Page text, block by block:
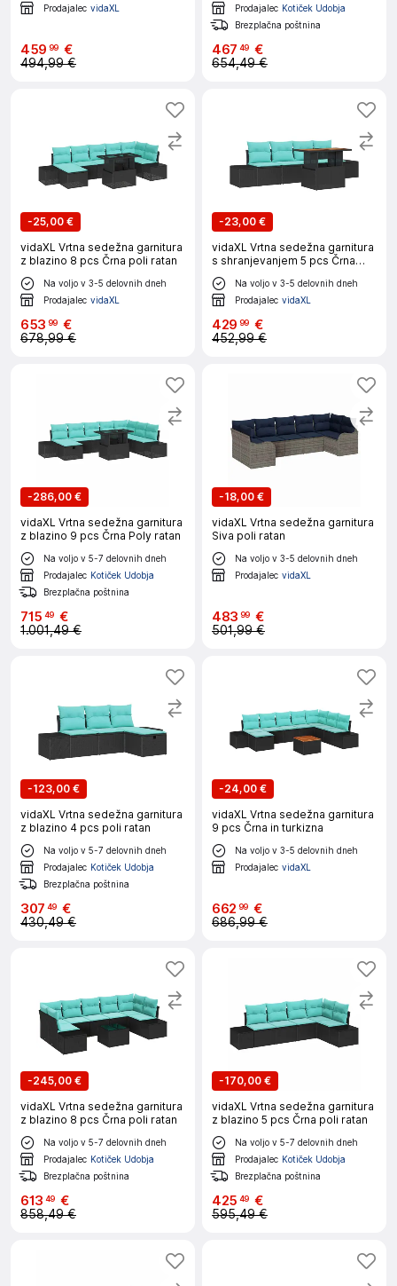
Prodajalec vidaXL
459 99 €
494,99 €
Prodajalec Kotiček Udobja
Brezplačna poštnina
467 49 €
654,49 €
-25,00 €
vidaXL Vrtna sedežna garnitura
z blazino 8 pcs Črna poli ratan
Na voljo v 3-5 delovnih dneh
Prodajalec vidaXL
653 99 €
678,99 €
-23,00 €
vidaXL Vrtna sedežna garnitura
s shranjevanjem 5 pcs Črna
Poly ratan
Na voljo v 3-5 delovnih dneh
Prodajalec vidaXL
429 99 €
452,99 €
-286,00 €
vidaXL Vrtna sedežna garnitura
z blazino 9 pcs Črna Poly ratan
Na voljo v 5-7 delovnih dneh
Prodajalec Kotiček Udobja
Brezplačna poštnina
715 49 €
1.001,49 €
-18,00 €
vidaXL Vrtna sedežna garnitura
Siva poli ratan
Na voljo v 3-5 delovnih dneh
Prodajalec vidaXL
483 99 €
501,99 €
-123,00 €
vidaXL Vrtna sedežna garnitura
z blazino 4 pcs poli ratan
Na voljo v 5-7 delovnih dneh
Prodajalec Kotiček Udobja
Brezplačna poštnina
307 49 €
430,49 €
-24,00 €
vidaXL Vrtna sedežna garnitura
9 pcs Črna in turkizna
Na voljo v 3-5 delovnih dneh
Prodajalec vidaXL
662 99 €
686,99 €
-245,00 €
vidaXL Vrtna sedežna garnitura
z blazino 8 pcs Črna poli ratan
Na voljo v 5-7 delovnih dneh
Prodajalec Kotiček Udobja
Brezplačna poštnina
613 49 €
858,49 €
-170,00 €
vidaXL Vrtna sedežna garnitura
z blazino 5 pcs Črna poli ratan
Na voljo v 5-7 delovnih dneh
Prodajalec Kotiček Udobja
Brezplačna poštnina
425 49 €
595,49 €